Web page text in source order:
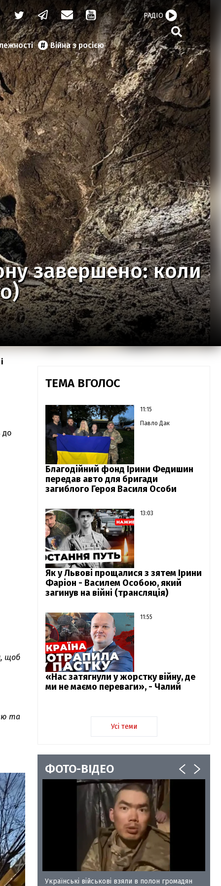
Війна з росією
РАДІО
завершено: коли
до
щоб
та
ТЕМА ВГОЛОС
11:15
Павло Дак
Благодійний фонд Ірини Федишин
передав авто для бригади
загиблого Героя Василя Особи
13:03
Як у Львові прощалися з зятем Ірини
Фаріон - Василем Особою, який
загинув на війні (трансляція)
11:55
«Нас затягнули у жорстку війну, де
ми не маємо переваги», - Чалий
Усі теми
ФОТО-ВІДЕО
35
Українські військові взяли в полон громадян